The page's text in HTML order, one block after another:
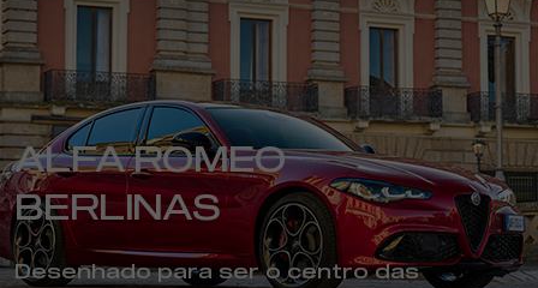
ALFA ROMEO
BERLINAS
Desenhado para ser o centro das